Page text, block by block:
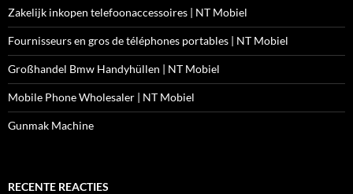
Zakelijk inkopen telefoonaccessoires | NT Mobiel
Fournisseurs en gros de téléphones portables | NT Mobiel
Großhandel Bmw Handyhüllen | NT Mobiel
Mobile Phone Wholesaler | NT Mobiel
Gunmak Machine
RECENTE REACTIES